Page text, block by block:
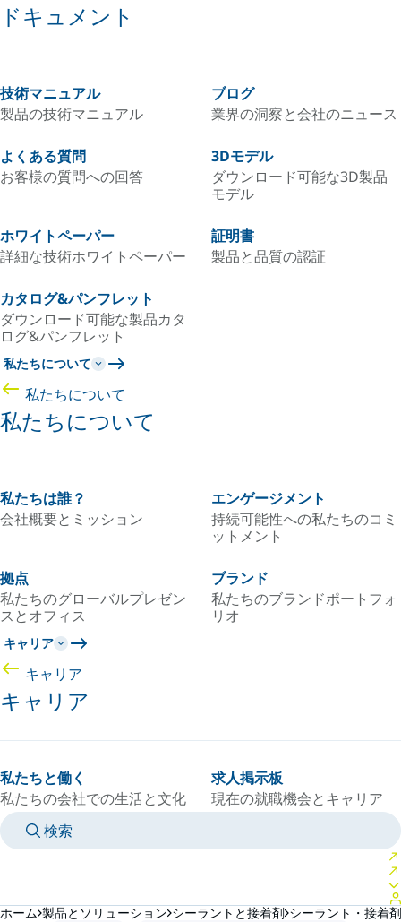
ドキュメント
技術マニュアル
製品の技術マニュアル
ブログ
業界の洞察と会社のニュース
よくある質問
お客様の質問への回答
3Dモデル
ダウンロード可能な3D製品
モデル
ホワイトペーパー
詳細な技術ホワイトペーパー
証明書
製品と品質の認証
カタログ&パンフレット
ダウンロード可能な製品カタ
ログ&パンフレット
私たちについて
私たちについて
私たちについて
私たちは誰？
会社概要とミッション
エンゲージメント
持続可能性への私たちのコミ
ットメント
拠点
私たちのグローバルプレゼン
スとオフィス
ブランド
私たちのブランドポートフォ
リオ
キャリア
キャリア
キャリア
私たちと働く
私たちの会社での生活と文化
求人掲示板
現在の就職機会とキャリア
検索
ホーム 製品とソリューション シーラントと接着剤 シーラント・接着